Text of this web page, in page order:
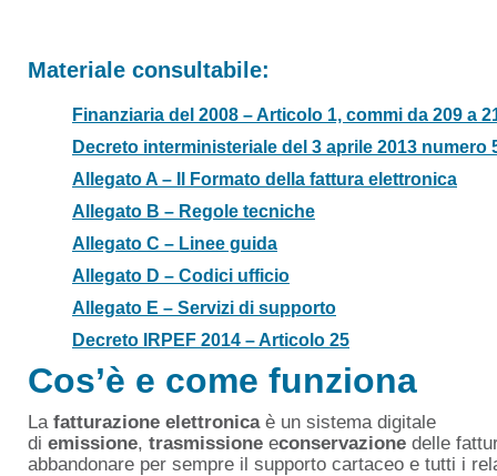
Materiale consultabile:
Finanziaria del 2008 – Articolo 1, commi da 209 a
Decreto interministeriale del 3 aprile 2013 numero
Allegato A – Il Formato della fattura elettronica
Allegato B – Regole tecniche
Allegato C – Linee guida
Allegato D – Codici ufficio
Allegato E – Servizi di supporto
Decreto IRPEF 2014 – Articolo 25
Cos’è e come funziona
La fatturazione elettronicaè un sistema digitale
di emissione, trasmissione econservazione delle
abbandonare per sempre il supporto cartaceo e tutti i